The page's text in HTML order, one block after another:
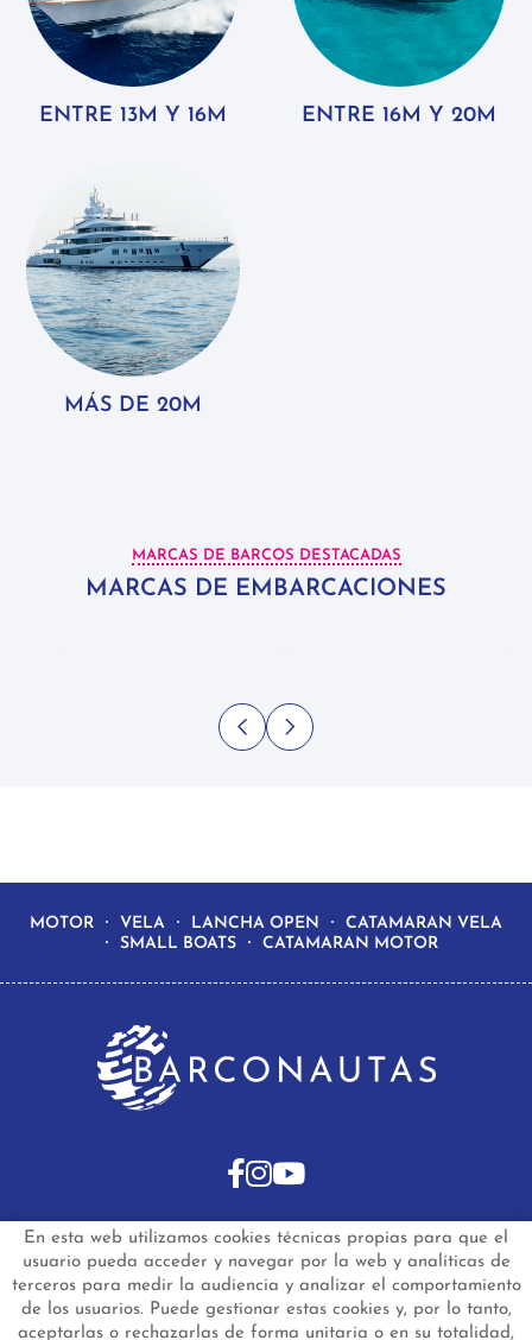
ENTRE 13M Y 16M ENTRE 16M Y 20M
MÁS DE 20M
MARCAS DE BARCOS DESTACADAS
MARCAS DE EMBARCACIONES
En esta web utilizamos cookies técnicas propias para que el
usuario pueda acceder y navegar por la web y analíticas de
terceros para medir la audiencia y analizar el comportamiento
de los usuarios. Puede gestionar estas cookies y, por lo tanto,
aceptarlas o rechazarlas de forma unitaria o en su totalidad,
MOTOR VELA LANCHA OPEN
CATAMARAN VELA
SMALL BOATS
CATAMARAN MOTOR
INICIO
BARCOS DE SEGUNDA MANO
BARCOS NUEVOS EN STOCK
NOTICIAS
PREGUNTAS FRECUENTES
CONTACTO